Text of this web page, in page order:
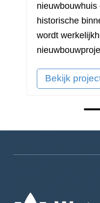
historische
wordt
Bekijk